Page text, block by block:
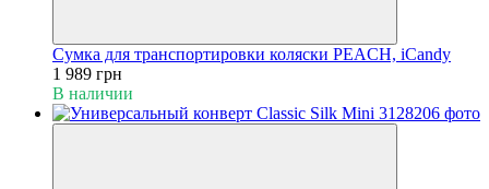
Сумка для транспортировки коляски PEACH, iCandy
1 989 грн
В наличии